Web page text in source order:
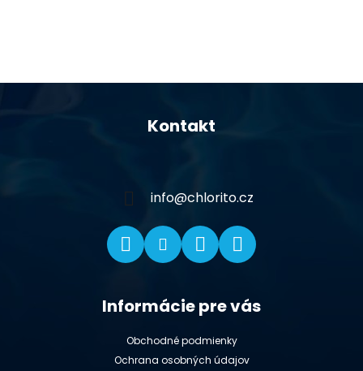
Z
Kontakt
info@chlorito.cz
Informácie pre vás
Obchodné podmienky
Ochrana osobných údajov